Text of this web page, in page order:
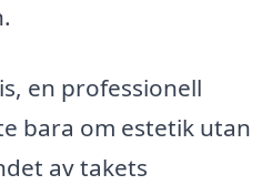
en professionell
bara om estetik utan
av takets